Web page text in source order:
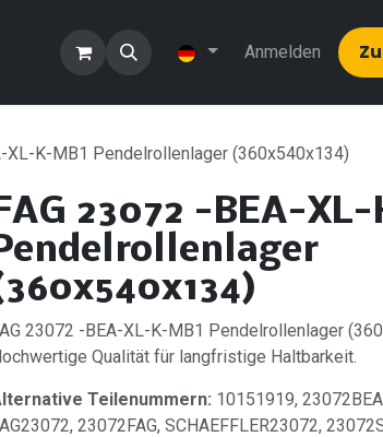
Anmelden
XL-K-MB1 Pendelrollenlager (360x540x134)
23072 -BEA-XL-
23072 -BEA-XL-K-MB1 Pendelrollenlager
Qualität für langfristige Haltbarkeit.
Teilenummern: 10151919,
23072FAG, SCHAEFFLER23072,